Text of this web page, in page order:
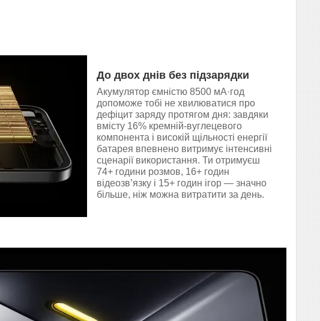
До двох днів без підзарядки
Акумулятор ємністю 8500 мА·год
допоможе тобі не хвилюватися про
дефіцит заряду протягом дня: завдяки
вмісту 16% кремній-вуглецевого
компонента і високій щільності енергії
батарея впевнено витримує інтенсивні
сценарії використання. Ти отримуєш
74+ години розмов, 16+ годин
відеозв’язку і 15+ годин ігор — значно
більше, ніж можна витратити за день.